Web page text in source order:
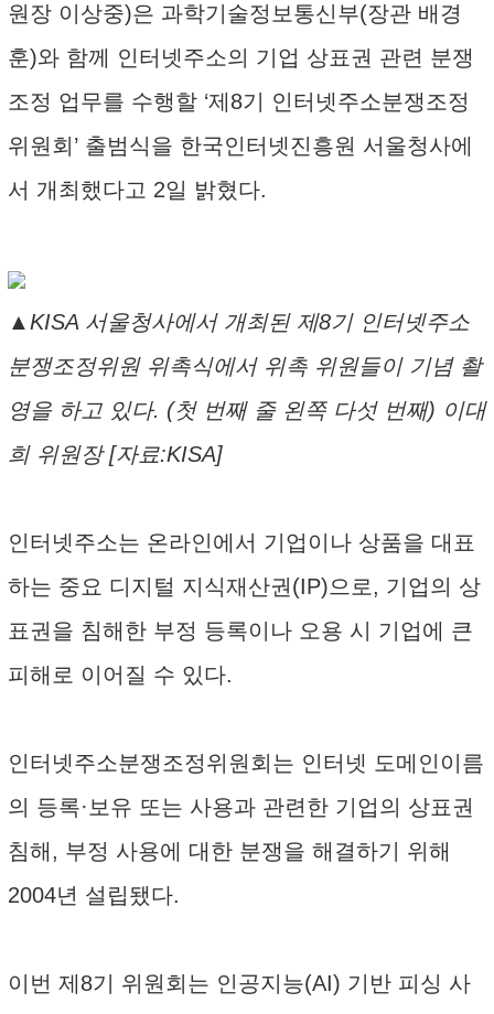
원장 이상중)은 과학기술정보통신부(장관 배경
훈)와 함께 인터넷주소의 기업 상표권 관련 분쟁
조정 업무를 수행할 ‘제8기 인터넷주소분쟁조정
위원회’ 출범식을 한국인터넷진흥원 서울청사에
서 개최했다고 2일 밝혔다.
▲KISA 서울청사에서 개최된 제8기 인터넷주소
분쟁조정위원 위촉식에서 위촉 위원들이 기념 촬
영을 하고 있다. (첫 번째 줄 왼쪽 다섯 번째) 이대
희 위원장 [자료:KISA]
인터넷주소는 온라인에서 기업이나 상품을 대표
하는 중요 디지털 지식재산권(IP)으로, 기업의 상
표권을 침해한 부정 등록이나 오용 시 기업에 큰
피해로 이어질 수 있다.
인터넷주소분쟁조정위원회는 인터넷 도메인이름
의 등록·보유 또는 사용과 관련한 기업의 상표권
침해, 부정 사용에 대한 분쟁을 해결하기 위해
2004년 설립됐다.
이번 제8기 위원회는 인공지능(AI) 기반 피싱 사